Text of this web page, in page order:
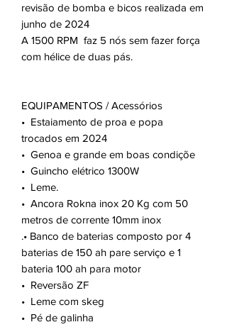
revisão de bomba e bicos realizada em
junho de 2024
A 1500 RPM faz 5 nós sem fazer força
com hélice de duas pás.
EQUIPAMENTOS / Acessórios
•⁠ Estaiamento de proa e popa
trocados em 2024
•⁠ Genoa e grande em boas condiçõe
•⁠ Guincho elétrico 1300W
•⁠ Leme.
•⁠ Ancora Rokna inox 20 Kg com 50
metros de corrente 10mm inox
.•⁠ Banco de baterias composto por 4
baterias de 150 ah pare serviço e 1
bateria 100 ah para motor
•⁠ Reversão ZF
•⁠ Leme com skeg
•⁠ Pé de galinha